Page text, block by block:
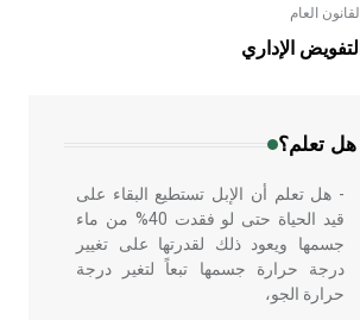
القانون العام
التفويض الإداري
هل تعلم؟
- هل تعلم أن الأبلق نوع من الفنون
الهندسية التي ارتبطت بالعمارة الإسلامية
في بلاد الشام ومصر خاصة، حيث يحرص
- هل تعلم أن الإبل تستطيع البقاء على
قيد الحياة حتى لو فقدت 40% من ماء
جسمها ويعود ذلك لقدرتها على تغيير
درجة حرارة جسمها تبعاً لتغير درجة
حرارة الجو،